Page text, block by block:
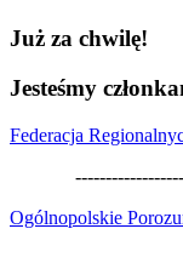
Już za chwilę!
Jesteśmy
Federacja
Ogólnopolskie